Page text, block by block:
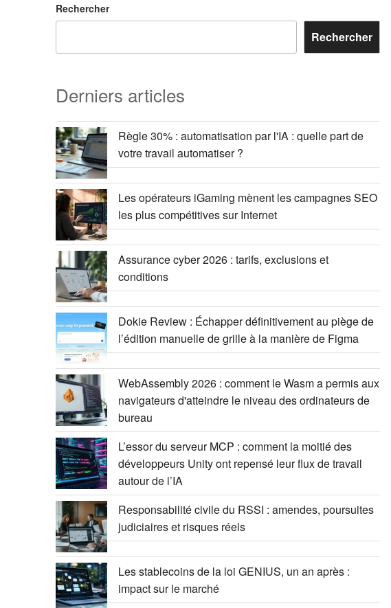
Rechercher
Rechercher
Derniers articles
Règle 30% : automatisation par l'IA : quelle part de
votre travail automatiser ?
Les opérateurs iGaming mènent les campagnes SEO
les plus compétitives sur Internet
Assurance cyber 2026 : tarifs, exclusions et
conditions
Dokie Review : Échapper définitivement au piège de
l’édition manuelle de grille à la manière de Figma
WebAssembly 2026 : comment le Wasm a permis aux
navigateurs d'atteindre le niveau des ordinateurs de
bureau
L’essor du serveur MCP : comment la moitié des
développeurs Unity ont repensé leur flux de travail
autour de l’IA
Responsabilité civile du RSSI : amendes, poursuites
judiciaires et risques réels
Les stablecoins de la loi GENIUS, un an après :
impact sur le marché